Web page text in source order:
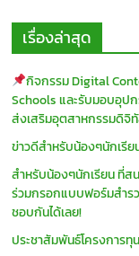
เรื่องล่าสุด
กิจกรรม Digital
Schools และรับมอบอุป
ส่งเสริมอุตสาหกรรมดิจิ
ข่าวดีสำหรับน้องๆนักเรีย
สำหรับน้องๆนักเรียน ที่ส
ร่วมกรอกแบบฟอร์มสำร
ชอบกันได้เลย!
ประชาสัมพันธ์โครงการ